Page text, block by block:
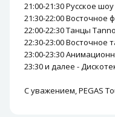
21:00-21:30 Русское шоу
21:30-22:00 Восточное
22:00-22:30 Танцы
22:30-23:00
23:00-23:30
23:30 и далее -
С уважением, PEGAS